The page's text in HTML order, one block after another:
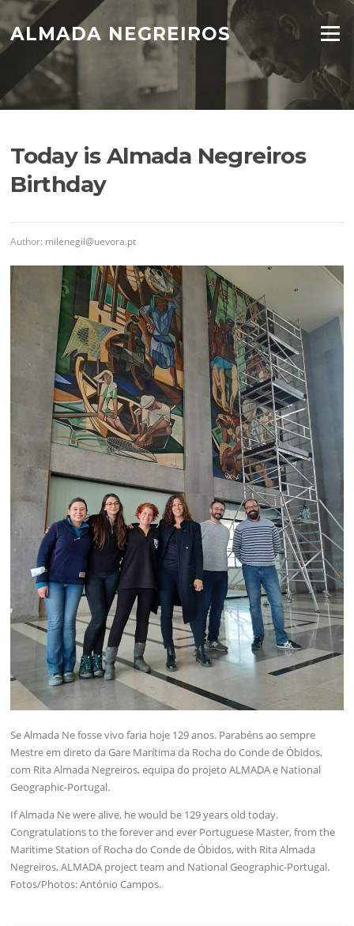
to
content
ALMADA NEGREIROS Menu
Today is Almada Negreiros
Birthday
Author: milenegil@uevora.pt
Se Almada Ne fosse vivo faria hoje 129 anos. Parabéns ao sempre
Mestre em direto da Gare Marítima da Rocha do Conde de Óbidos,
com Rita Almada Negreiros, equipa do projeto ALMADA e National
Geographic-Portugal.
If Almada Ne were alive, he would be 129 years old today.
Congratulations to the forever and ever Portuguese Master, from the
Maritime Station of Rocha do Conde de Óbidos, with Rita Almada
Negreiros, ALMADA project team and National Geographic-Portugal.
Fotos/Photos: António Campos.